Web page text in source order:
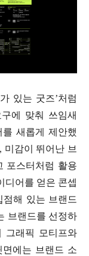
있는 굿즈’처럼
에 맞춰 쓰임새
새롭게 제안했
미감이 뛰어난 브
포스터처럼 활용
디어를 얻은 콘셉
점해 있는 브랜드
브랜드를 선정하
그래픽 모티프와
에는 브랜드 소